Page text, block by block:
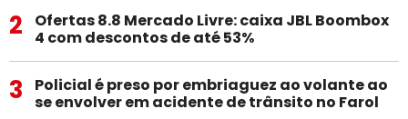
2
Ofertas 8.8 Mercado Livre: caixa JBL Boombox
4 com descontos de até 53%
3
Policial é preso por embriaguez ao volante ao
se envolver em acidente de trânsito no Farol